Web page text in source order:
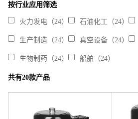
按行业应用筛选
火力发电（24） 石油化工（24）
生产制造（24） 真空设备（24）
生物制药（24） 船舶（24）
共有20款产品